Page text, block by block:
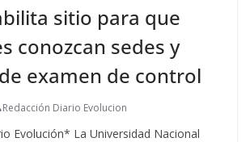
sitio para que
conozcan sedes y
examen de control
Redacción Diario Evolucion
Evolución* La Universidad Nacional